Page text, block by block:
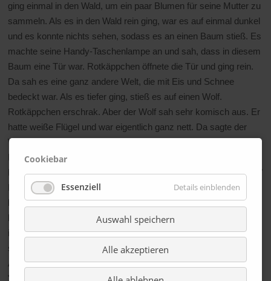
ging einmal in den Wald, um ein paar Blumen für seine Mutter zu
sammeln. Als es in den Wald rein ging, war es auf einmal dunkel
und es konnte nichts sehen, sodass es an einen Baum stieß. Es
machte seine Handy-Taschenlampe an und sah, dass in diesem
Baum eine Tür war. Rotkäppchen öffnete die Tür und ging rein.
Da sah es eine ganz andere Welt, die mit Eis und Schnee
bedeckt war. Als es tiefer ging, stieß es auf einen Wolf.
Rotkäppchen erschrak. Aber der Wolf sah sehr komisch aus. Er
hatte weiße Flügel und war eigentlich ganz nett. Da sagte der
Wolf: "Bitte hilf mir, im Wald ist ein anderer Wolf! Er hat knallrote
Hörner und einen langen roten Schwanz mit einer Spitze drauf.
Kannst du mir helfen, den bösen Wolf aus dem Land zu werfen?"
Da sagte das Mädchen: "Ja, natürlich kann ich dir helfen, den
bösen Wolf aus dem Land zu werfen." "Oh, wie toll, dass du mir
helfen willst, den Wolf zu verjagen. Aber dafür musst du erstmal
in den Wald gehen und das hat sich noch nie jemand getraut,
selbst ich traue mich nicht", sagte der nette Wolf.
Als das Mädchen vor den riesigen Bäumen stand, dachte es:
"Ich werde es schaffen", und ging rein. Sie ging eine Weile vor
Cookiebar
Essenziell Details einblenden
Auswahl speichern
Alle akzeptieren